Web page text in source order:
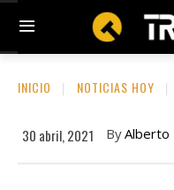
INICIO NOTICIAS HOY
30 abril, 2021 ByAlberto